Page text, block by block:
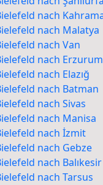
nach
nach Malatya
nach Van
nach Erzurum
nach Elazığ
nach Batman
nach Sivas
nach Manisa
nach İzmit
nach Gebze
nach Balıkesir
nach Tarsus